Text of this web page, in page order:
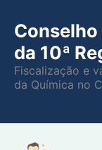
Conselho
da 10ª
Fiscalização e
da Química no